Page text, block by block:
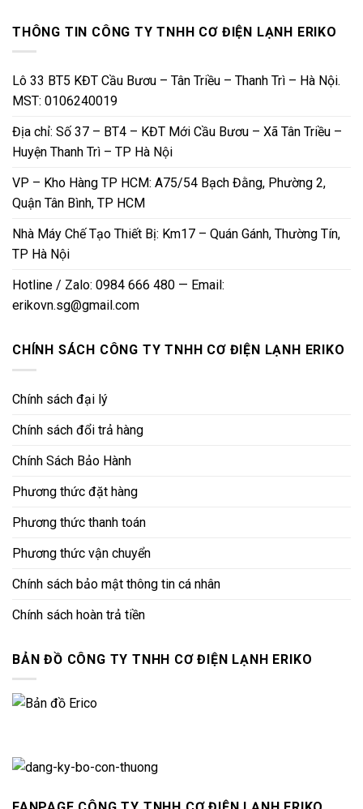
THÔNG TIN CÔNG TY TNHH CƠ ĐIỆN LẠNH ERIKO
Lô 33 BT5 KĐT Cầu Bươu – Tân Triều – Thanh Trì – Hà Nội.
MST: 0106240019
Địa chỉ: Số 37 – BT4 – KĐT Mới Cầu Bươu – Xã Tân Triều –
Huyện Thanh Trì – TP Hà Nội
VP – Kho Hàng TP HCM: A75/54 Bạch Đằng, Phường 2,
Quận Tân Bình, TP HCM
Nhà Máy Chế Tạo Thiết Bị: Km17 – Quán Gánh, Thường Tín,
TP Hà Nội
Hotline / Zalo: 0984 666 480 — Email:
erikovn.sg@gmail.com
CHÍNH SÁCH CÔNG TY TNHH CƠ ĐIỆN LẠNH ERIKO
Chính sách đại lý
Chính sách đổi trả hàng
Chính Sách Bảo Hành
Phương thức đặt hàng
Phương thức thanh toán
Phương thức vận chuyển
Chính sách bảo mật thông tin cá nhân
Chính sách hoàn trả tiền
BẢN ĐỒ CÔNG TY TNHH CƠ ĐIỆN LẠNH ERIKO